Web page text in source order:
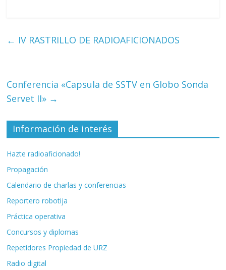
← IV RASTRILLO DE RADIOAFICIONADOS
Conferencia «Capsula de SSTV en Globo Sonda
Servet II» →
Información de interés
Hazte radioaficionado!
Propagación
Calendario de charlas y conferencias
Reportero robotija
Práctica operativa
Concursos y diplomas
Repetidores Propiedad de URZ
Radio digital